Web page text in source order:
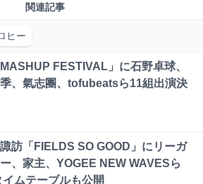
関連記事
ヒー
FESTIVAL」に石野卓球、
、氣志團、tofubeatsら11組出演決
訪「FIELDS SO GOOD」にリーガ
、家主、YOGEE NEW WAVESら
イムテーブルも公開